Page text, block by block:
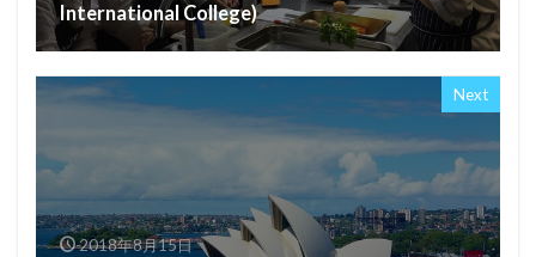
International College)
Next
2018年8月15日